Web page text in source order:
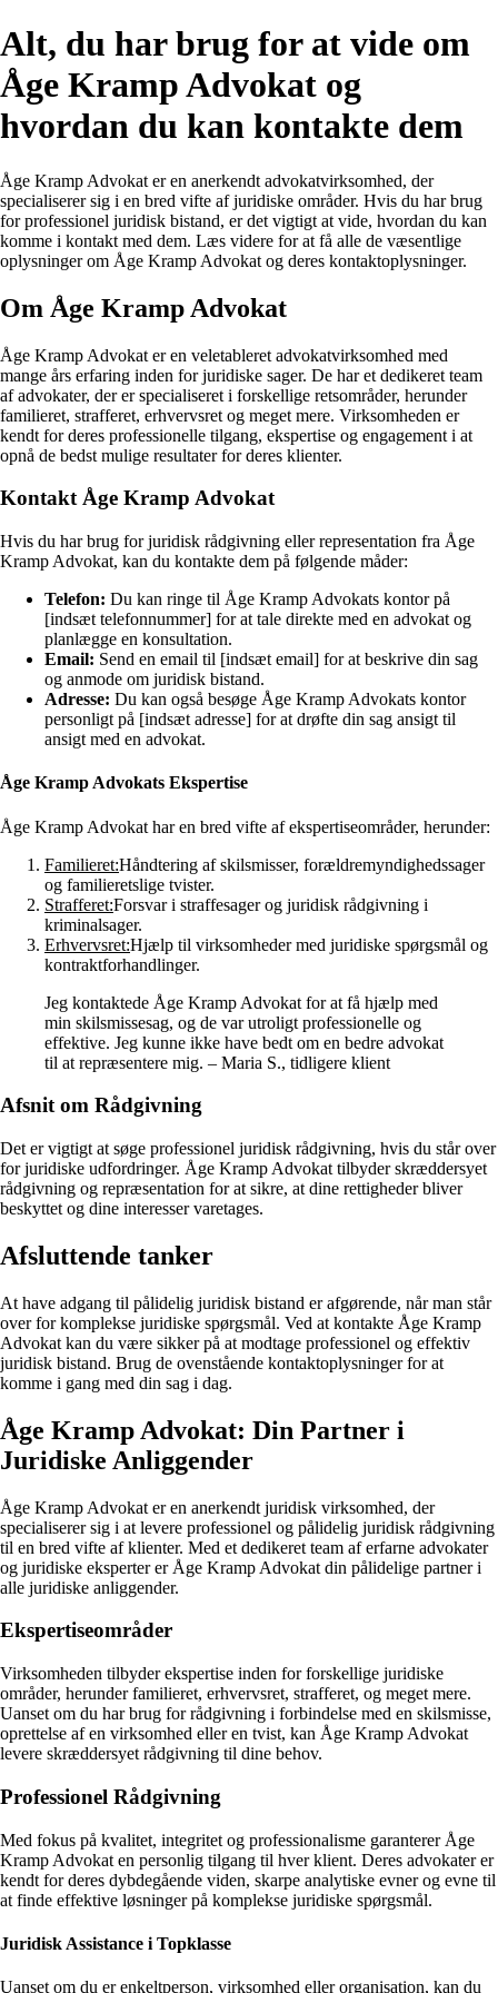
Alt, du har brug for at vide om
Åge Kramp Advokat og
hvordan du kan kontakte dem
Åge Kramp Advokat er en anerkendt advokatvirksomhed, der
specialiserer sig i en bred vifte af juridiske områder. Hvis du har brug
for professionel juridisk bistand, er det vigtigt at vide, hvordan du kan
komme i kontakt med dem. Læs videre for at få alle de væsentlige
oplysninger om Åge Kramp Advokat og deres kontaktoplysninger.
Om Åge Kramp Advokat
Åge Kramp Advokat er en veletableret advokatvirksomhed med
mange års erfaring inden for juridiske sager. De har et dedikeret team
af advokater, der er specialiseret i forskellige retsområder, herunder
familieret, strafferet, erhvervsret og meget mere. Virksomheden er
kendt for deres professionelle tilgang, ekspertise og engagement i at
opnå de bedst mulige resultater for deres klienter.
Kontakt Åge Kramp Advokat
Hvis du har brug for juridisk rådgivning eller representation fra Åge
Kramp Advokat, kan du kontakte dem på følgende måder:
Telefon: Du kan ringe til Åge Kramp Advokats kontor på
[indsæt telefonnummer] for at tale direkte med en advokat og
planlægge en konsultation.
Email: Send en email til [indsæt email] for at beskrive din sag
og anmode om juridisk bistand.
Adresse: Du kan også besøge Åge Kramp Advokats kontor
personligt på [indsæt adresse] for at drøfte din sag ansigt til
ansigt med en advokat.
Åge Kramp Advokats Ekspertise
Åge Kramp Advokat har en bred vifte af ekspertiseområder, herunder:
Familieret:Håndtering af skilsmisser, forældremyndighedssager
og familieretslige tvister.
Strafferet:Forsvar i straffesager og juridisk rådgivning i
kriminalsager.
Erhvervsret:Hjælp til virksomheder med juridiske spørgsmål og
kontraktforhandlinger.
Jeg kontaktede Åge Kramp Advokat for at få hjælp med
min skilsmissesag, og de var utroligt professionelle og
effektive. Jeg kunne ikke have bedt om en bedre advokat
til at repræsentere mig. – Maria S., tidligere klient
Afsnit om Rådgivning
Det er vigtigt at søge professionel juridisk rådgivning, hvis du står over
for juridiske udfordringer. Åge Kramp Advokat tilbyder skræddersyet
rådgivning og repræsentation for at sikre, at dine rettigheder bliver
beskyttet og dine interesser varetages.
Afsluttende tanker
At have adgang til pålidelig juridisk bistand er afgørende, når man står
over for komplekse juridiske spørgsmål. Ved at kontakte Åge Kramp
Advokat kan du være sikker på at modtage professionel og effektiv
juridisk bistand. Brug de ovenstående kontaktoplysninger for at
komme i gang med din sag i dag.
Åge Kramp Advokat: Din Partner i
Juridiske Anliggender
Åge Kramp Advokat er en anerkendt juridisk virksomhed, der
specialiserer sig i at levere professionel og pålidelig juridisk rådgivning
til en bred vifte af klienter. Med et dedikeret team af erfarne advokater
og juridiske eksperter er Åge Kramp Advokat din pålidelige partner i
alle juridiske anliggender.
Ekspertiseområder
Virksomheden tilbyder ekspertise inden for forskellige juridiske
områder, herunder familieret, erhvervsret, strafferet, og meget mere.
Uanset om du har brug for rådgivning i forbindelse med en skilsmisse,
oprettelse af en virksomhed eller en tvist, kan Åge Kramp Advokat
levere skræddersyet rådgivning til dine behov.
Professionel Rådgivning
Med fokus på kvalitet, integritet og professionalisme garanterer Åge
Kramp Advokat en personlig tilgang til hver klient. Deres advokater er
kendt for deres dybdegående viden, skarpe analytiske evner og evne til
at finde effektive løsninger på komplekse juridiske spørgsmål.
Juridisk Assistance i Topklasse
Uanset om du er enkeltperson, virksomhed eller organisation, kan du